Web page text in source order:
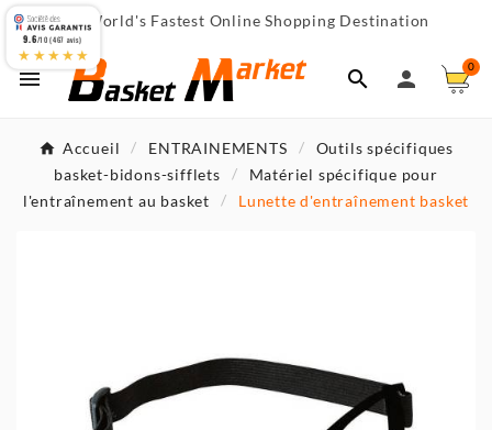
 World's Fastest Online Shopping Destination
  
0
Accueil ENTRAINEMENTS
Outils spécifiques
basket-bidons-sifflets
Matériel spécifique pour
l'entraînement au basket
Lunette d'entraînement basket
9.6/10 (467 avis)
★★★★★